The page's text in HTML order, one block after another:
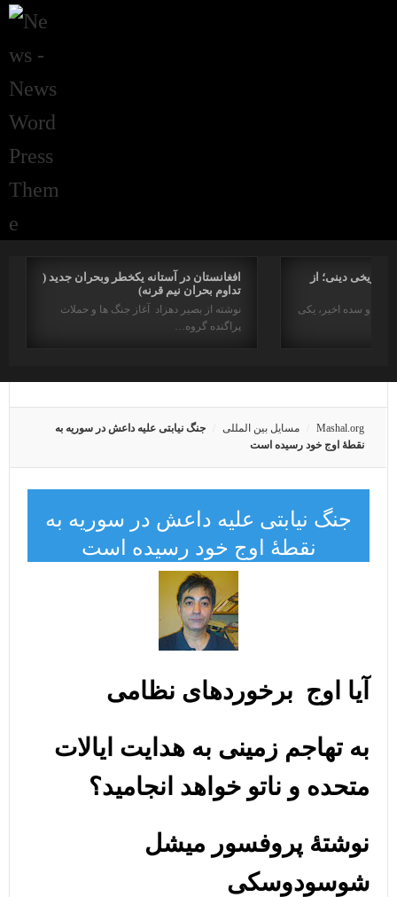
افغانستان در آستانه یکخطر وبحران جدید (
تداوم بحران نیم قرنه)
نوشته از بصیر دهزاد آغاز جنگ ها و حملات
پراگنده گروه…
دینی؛ از
در دو سده اخیر، یکی
Mashal.org مسایل بین المللی
جنگ نیابتی علیه داعش در سوریه به
نقطۀ اوج خود رسیده است
جنگ نیابتی علیه داعش در سوریه به
نقطۀ اوج خود رسیده است
آیا اوج برخوردهای نظامی
به تهاجم زمینی به هدایت ایالات
متحده و ناتو خواهد انجامید؟
نوشتۀ پروفسور میشل
شوسودوسکی